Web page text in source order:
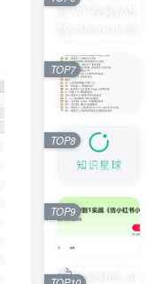
TOP7
TOP8
TOP9